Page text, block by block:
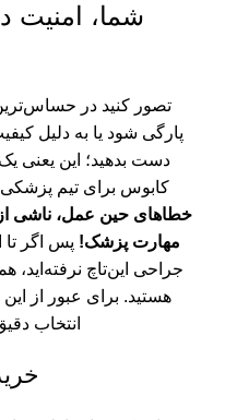
شما، امنیت
تصور کنید در
پارگی شود یا به دلیل
دست بدهید؛ این یعنی یک
کابوس برای تیم
خطاهای حین عمل، ناشی از
مهارت پزشک! پس اگر
جراحی این‌تاچ نرفته‌اید،
هستید. برای عبور از
انتخاب